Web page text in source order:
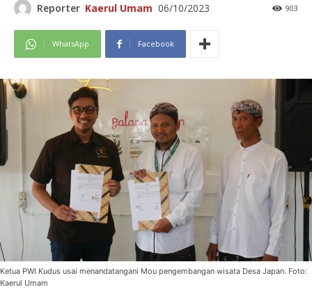
Reporter Kaerul Umam 06/10/2023 903
WhatsApp Facebook
Ketua PWI Kudus usai menandatangani Mou pengembangan wisata Desa Japan. Foto:
Kaerul Umam